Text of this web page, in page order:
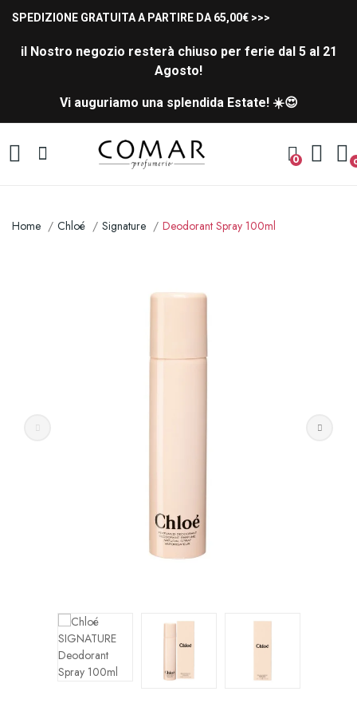
SPEDIZIONE GRATUITA A PARTIRE DA 65,00€ >>>
il Nostro negozio resterà chiuso per ferie dal 5 al 21
Agosto!
Vi auguriamo una splendida Estate! ☀️😍
0
Home Chloé Signature Deodorant Spray 100ml